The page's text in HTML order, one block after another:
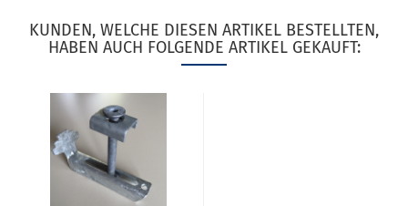
KUNDEN, WELCHE DIESEN ARTIKEL BESTELLTEN,
HABEN AUCH FOLGENDE ARTIKEL GEKAUFT: